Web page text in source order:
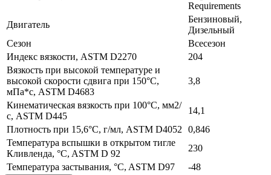
Requirements
Двигатель
Бензиновый,
Дизельный
Сезон
Всесезон
Индекс вязкости, ASTM D2270
204
Вязкость при высокой температуре и
высокой скорости сдвига при 150°C,
мПа*с, ASTM D4683
3,8
Кинематическая вязкость при 100°C, мм2/
с, ASTM D445
14,1
Плотность при 15,6°C, г/мл, ASTM D4052
0,846
Температура вспышки в открытом тигле
Кливленда, °C, ASTM D 92
230
Температура застывания, °C, ASTM D97
-48